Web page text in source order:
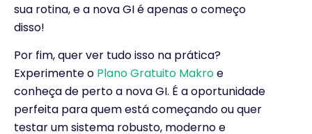
sua rotina, e a nova GI é apenas o começo
disso!
Por fim, quer ver tudo isso na prática?
Experimente o Plano Gratuito Makroe
conheça de perto a nova GI. É a oportunidade
perfeita para quem está começando ou quer
testar um sistema robusto, moderno e